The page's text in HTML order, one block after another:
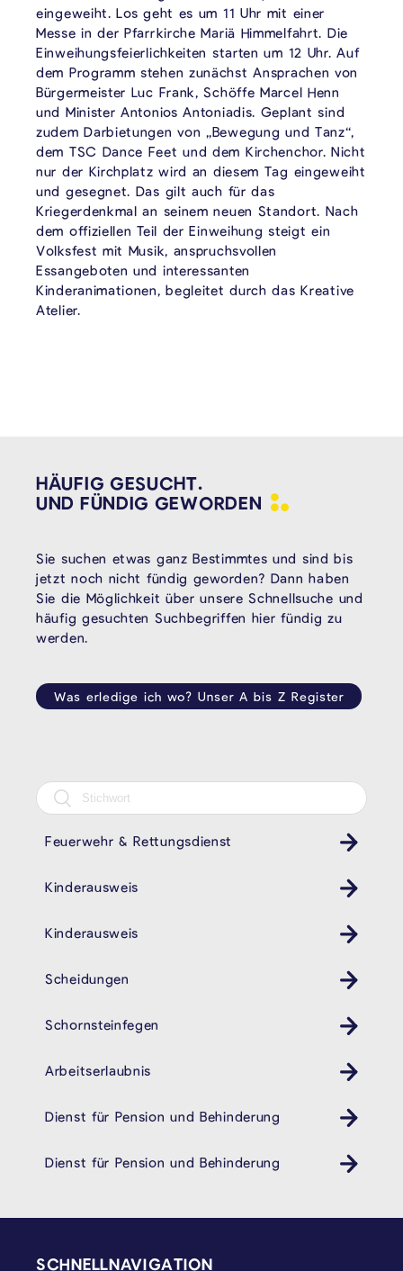
eingeweiht. Los geht es um 11 Uhr mit einer
Messe in der Pfarrkirche Mariä Himmelfahrt. Die
Einweihungsfeierlichkeiten starten um 12 Uhr. Auf
dem Programm stehen zunächst Ansprachen von
Bürgermeister Luc Frank, Schöffe Marcel Henn
und Minister Antonios Antoniadis. Geplant sind
zudem Darbietungen von „Bewegung und Tanz“,
dem TSC Dance Feet und dem Kirchenchor. Nicht
nur der Kirchplatz wird an diesem Tag eingeweiht
und gesegnet. Das gilt auch für das
Kriegerdenkmal an seinem neuen Standort. Nach
dem offiziellen Teil der Einweihung steigt ein
Volksfest mit Musik, anspruchsvollen
Essangeboten und interessanten
Kinderanimationen, begleitet durch das Kreative
Atelier.
HÄUFIG GESUCHT.
UND FÜNDIG GEWORDEN
Sie suchen etwas ganz Bestimmtes und sind bis
jetzt noch nicht fündig geworden? Dann haben
Sie die Möglichkeit über unsere Schnellsuche und
häufig gesuchten Suchbegriffen hier fündig zu
werden.
Was erledige ich wo? Unser A bis Z Register
Feuerwehr & Rettungsdienst
Kinderausweis
Kinder Ausweis ID
Kinderausweis
Kinder Ausweis ID
Scheidungen
Schornsteinfegen
Kamin
Arbeitserlaubnis
Dienst für Pension und Behinderung
Behindertendienst Pension- und Behindertendienst
Dienst für Pension und Behinderung
Behindertendienst Pension- und Behindertendienst
SCHNELLNAVIGATION